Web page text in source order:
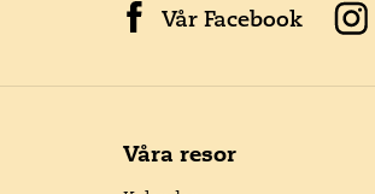
Vår Facebook
Våra resor